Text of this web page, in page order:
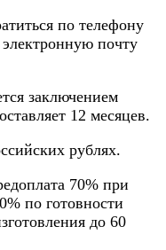
по телефону
почту
заключением
12 месяцев.
рублях.
70% при
по готовности
до 60